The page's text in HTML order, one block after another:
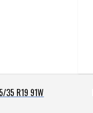
35 R19 91W